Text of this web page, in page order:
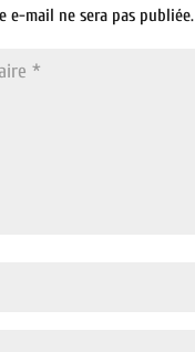
e-mail ne sera pas publiée.